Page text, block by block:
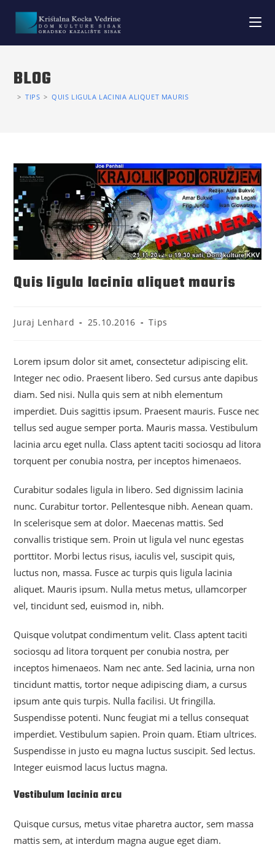
BLOG
> TIPS > QUIS LIGULA LACINIA ALIQUET MAURIS
Quis ligula lacinia aliquet mauris
Juraj Lenhard 25.10.2016 Tips
Lorem ipsum dolor sit amet, consectetur adipiscing elit.
Integer nec odio. Praesent libero. Sed cursus ante dapibus
diam. Sed nisi. Nulla quis sem at nibh elementum
imperdiet. Duis sagittis ipsum. Praesent mauris. Fusce nec
tellus sed augue semper porta. Mauris massa. Vestibulum
lacinia arcu eget nulla. Class aptent taciti sociosqu ad litora
torquent per conubia nostra, per inceptos himenaeos.
Curabitur sodales ligula in libero. Sed dignissim lacinia
nunc. Curabitur tortor. Pellentesque nibh. Aenean quam.
In scelerisque sem at dolor. Maecenas mattis. Sed
convallis tristique sem. Proin ut ligula vel nunc egestas
porttitor. Morbi lectus risus, iaculis vel, suscipit quis,
luctus non, massa. Fusce ac turpis quis ligula lacinia
aliquet. Mauris ipsum. Nulla metus metus, ullamcorper
vel, tincidunt sed, euismod in, nibh.
Quisque volutpat condimentum velit. Class aptent taciti
sociosqu ad litora torquent per conubia nostra, per
inceptos himenaeos. Nam nec ante. Sed lacinia, urna non
tincidunt mattis, tortor neque adipiscing diam, a cursus
ipsum ante quis turpis. Nulla facilisi. Ut fringilla.
Suspendisse potenti. Nunc feugiat mi a tellus consequat
imperdiet. Vestibulum sapien. Proin quam. Etiam ultrices.
Suspendisse in justo eu magna luctus suscipit. Sed lectus.
Integer euismod lacus luctus magna.
Vestibulum lacinia arcu
Quisque cursus, metus vitae pharetra auctor, sem massa
mattis sem, at interdum magna augue eget diam.